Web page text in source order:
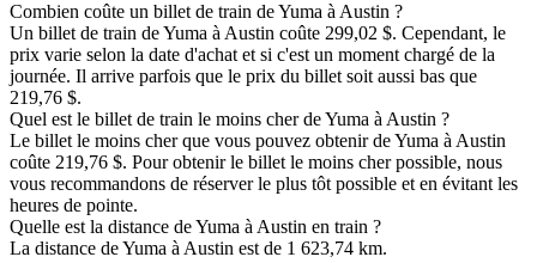
Combien coûte un billet de train de Yuma à Austin ?
Un billet de train de Yuma à Austin coûte 299,02 $. Cependant, le
prix varie selon la date d'achat et si c'est un moment chargé de la
journée. Il arrive parfois que le prix du billet soit aussi bas que
219,76 $.
Quel est le billet de train le moins cher de Yuma à Austin ?
Le billet le moins cher que vous pouvez obtenir de Yuma à Austin
coûte 219,76 $. Pour obtenir le billet le moins cher possible, nous
vous recommandons de réserver le plus tôt possible et en évitant les
heures de pointe.
Quelle est la distance de Yuma à Austin en train ?
La distance de Yuma à Austin est de 1 623,74 km.